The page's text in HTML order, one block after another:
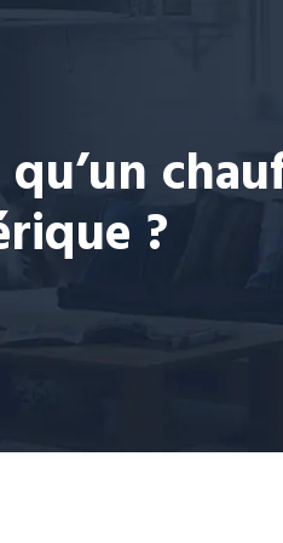
qu’un
?